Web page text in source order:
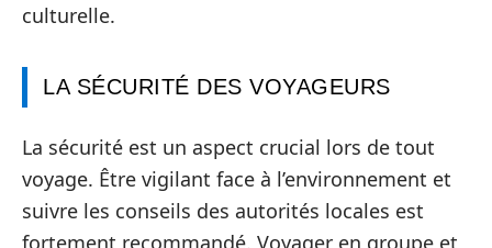
culturelle.
LA SÉCURITÉ DES VOYAGEURS
La sécurité est un aspect crucial lors de tout
voyage. Être vigilant face à l’environnement et
suivre les conseils des autorités locales est
fortement recommandé. Voyager en groupe et